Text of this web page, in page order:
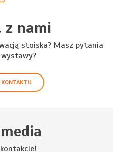
z nami
stoiska? Masz pytania